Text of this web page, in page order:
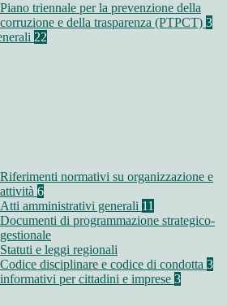
Piano triennale per la prevenzione della
corruzione e della trasparenza (PTPCT) 3
22
Riferimenti normativi su organizzazione e
attività 6
Atti amministrativi generali 11
Documenti di programmazione strategico-
gestionale
Statuti e leggi regionali
Codice disciplinare e codice di condotta 3
per cittadini e imprese 3